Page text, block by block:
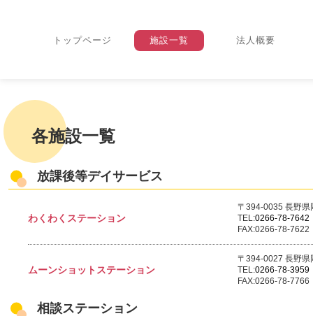
トップページ 施設一覧 法人概要
各施設一覧
放課後等デイサービス
わくわくステーション
〒394-0035 長野県
TEL:0266-78-7642
FAX:0266-78-7622
ムーンショットステーション
〒394-0027 長野
TEL:0266-78-3959
FAX:0266-78-7766
相談ステーション